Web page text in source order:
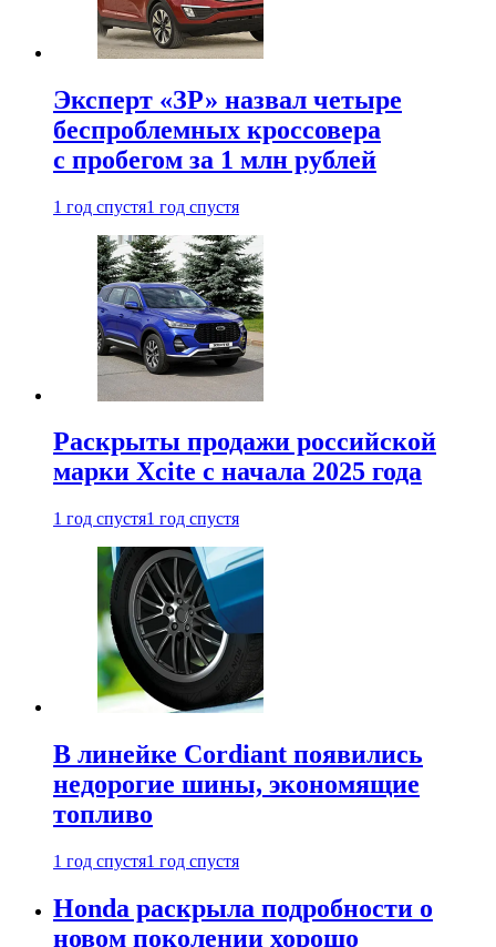
Эксперт «ЗР» назвал четыре
беспроблемных кроссовера
с пробегом за 1 млн рублей
1 год спустя1 год спустя
Раскрыты продажи российской
марки Xcite с начала 2025 года
1 год спустя1 год спустя
В линейке Cordiant появились
недорогие шины, экономящие
топливо
1 год спустя1 год спустя
Honda раскрыла подробности о
новом поколении хорошо